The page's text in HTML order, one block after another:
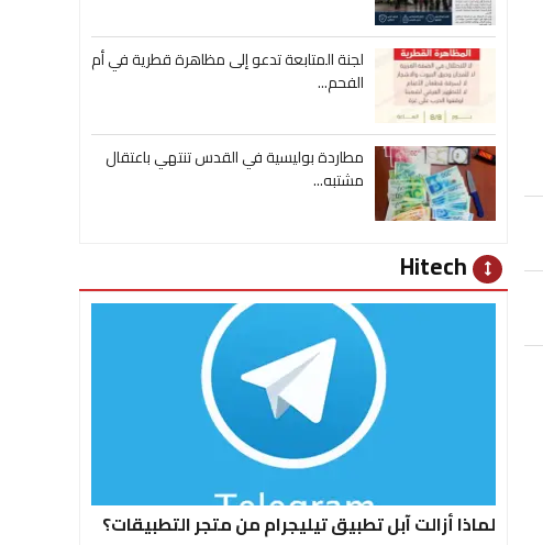
لجنة المتابعة تدعو إلى مظاهرة قطرية في أم
الفحم...
مطاردة بوليسية في القدس تنتهي باعتقال
مشتبه...
height
لماذا أزالت آبل تطبيق تيليجرام من متجر التطبيقات؟